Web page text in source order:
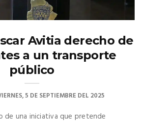
Avitia derecho de
a un transporte
público
5 DE SEPTIEMBRE DEL 2025
de una iniciativa que pretende